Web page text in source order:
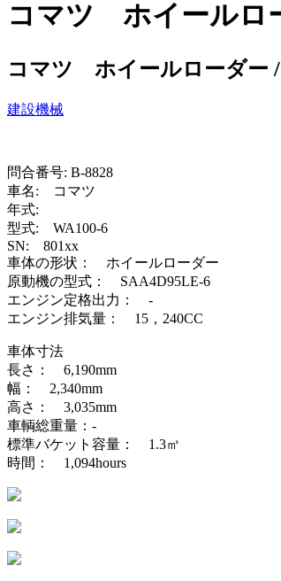
コマツ ホイールロ
コマツ ホイールローダー /
建設機械
問合番号: B-8828
車名: コマツ
年式:
型式: WA100-6
SN: 801xx
車体の形状： ホイールローダー
原動機の型式： SAA4D95LE-6
エンジン定格出力： -
エンジン排気量： 15，240CC
車体寸法
長さ： 6,190mm
幅： 2,340mm
高さ： 3,035mm
車輌総重量：-
標準バケット容量： 1.3㎥
時間： 1,094hours